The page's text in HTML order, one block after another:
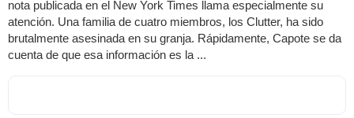
nota publicada en el New York Times llama especialmente su
atención. Una familia de cuatro miembros, los Clutter, ha sido
brutalmente asesinada en su granja. Rápidamente, Capote se da
cuenta de que esa información es la ...